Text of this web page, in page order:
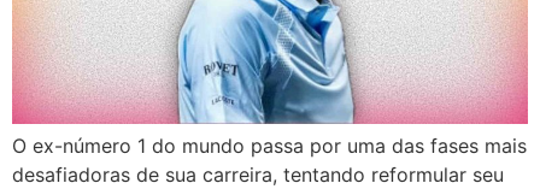
O ex-número 1 do mundo passa por uma das fases mais
desafiadoras de sua carreira, tentando reformular seu